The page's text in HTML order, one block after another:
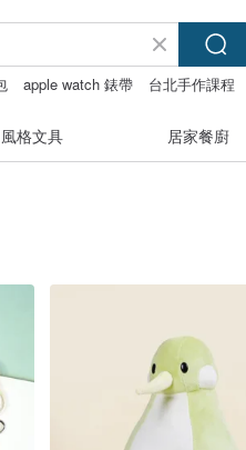
apple watch 錶帶 台北手作課程
風格文具 居家餐廚